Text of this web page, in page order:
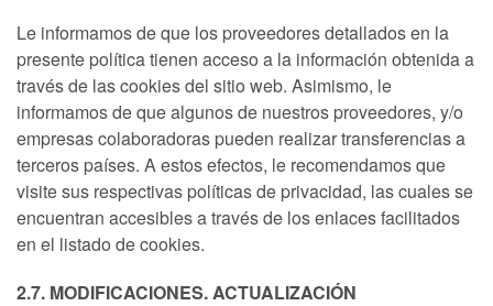
Le informamos de que los proveedores detallados en la
presente política tienen acceso a la información obtenida a
través de las cookies del sitio web. Asimismo, le
informamos de que algunos de nuestros proveedores, y/o
empresas colaboradoras pueden realizar transferencias a
terceros países. A estos efectos, le recomendamos que
visite sus respectivas políticas de privacidad, las cuales se
encuentran accesibles a través de los enlaces facilitados
en el listado de cookies.
2.7. MODIFICACIONES. ACTUALIZACIÓN